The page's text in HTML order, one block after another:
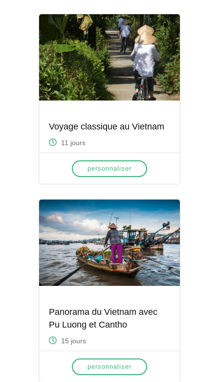
Voyage classique au Vietnam
11 jours
personnaliser
Panorama du Vietnam avec
Pu Luong et Cantho
15 jours
personnaliser